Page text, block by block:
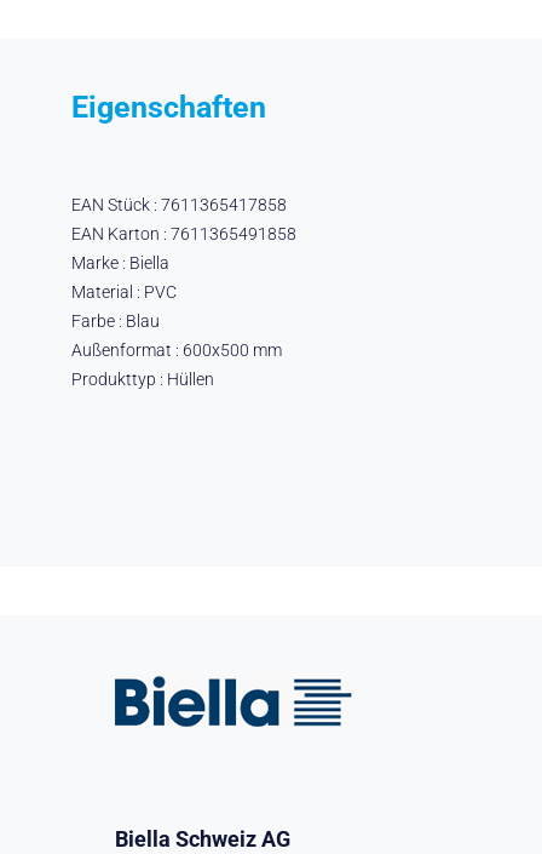
Eigenschaften
EAN Stück : 7611365417858
EAN Karton : 7611365491858
Marke : Biella
Material : PVC
Farbe : Blau
Außenformat : 600x500 mm
Produkttyp : Hüllen
Biella Schweiz AG